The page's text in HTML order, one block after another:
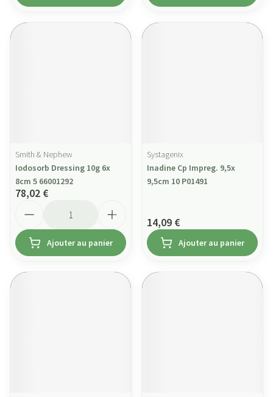
Smith & Nephew
Iodosorb Dressing 10g 6x
8cm 5 66001292
78,02 €
Ajouter au panier
Systagenix
Inadine Cp Impreg. 9,5x
9,5cm 10 P01491
14,09 €
Ajouter au panier